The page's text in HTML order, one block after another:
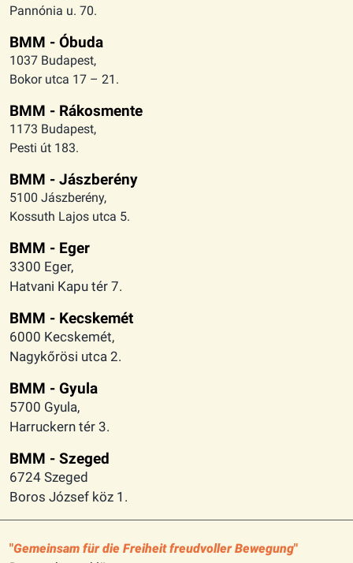
Pannónia u. 70.
BMM - Óbuda
1037 Budapest,
Bokor utca 17 – 21.
BMM - Rákosmente
1173 Budapest,
Pesti út 183.
BMM - Jászberény
5100 Jászberény,
Kossuth Lajos utca 5.
BMM - Eger
3300 Eger,
Hatvani Kapu tér 7.
BMM - Kecskemét
6000 Kecskemét,
Nagykőrösi utca 2.
BMM - Gyula
5700 Gyula,
Harruckern tér 3.
BMM - Szeged
6724 Szeged
Boros József köz 1.
Gemeinsam für die Freiheit freudvoller Bewegung